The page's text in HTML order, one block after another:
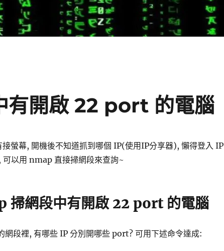
開啟 22 port 的電腦
螢幕, 開機後不知道抓到哪個 IP(使用IP分享器), 懶得登入 IP
可以用 nmap 直接掃網段來查詢~
掃網段中有開啟 22 port 的電腦
網段裡, 有哪些 IP 分別開哪些 port? 可用下述命令達成: